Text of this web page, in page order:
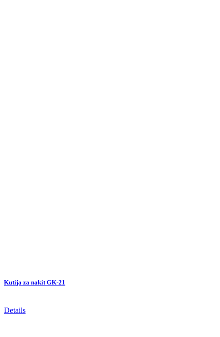
Kutija za nakit GK-21
Details